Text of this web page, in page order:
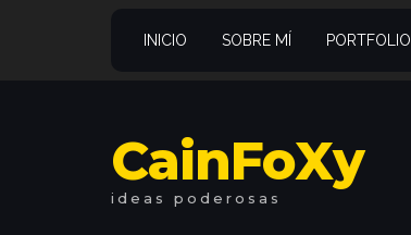
INICIO SOBRE MÍ PORTFOLIO
CainFoXy